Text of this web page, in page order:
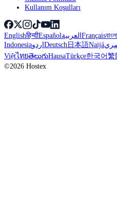
Kullanım Koşulları
Englishहिन्दीEspañolالعربيةFrançaisবাংলা
IndonesiaاردوDeutsch日本語Naijá
ViệtไทยతెలుగుHausaTürkçe한국어繁
©2026 Hostex